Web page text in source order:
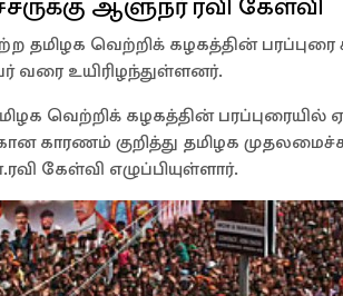
ஆளுநர் ரவி கேள்வி
தமிழக வெற்றிக் கழகத்தின் பரப்புரை
வரை உயிரிழந்துள்ளனர்.
வெற்றிக் கழகத்தின் பரப்புரையில்
காரணம் குறித்து தமிழக
கேள்வி எழுப்பியுள்ளார்.